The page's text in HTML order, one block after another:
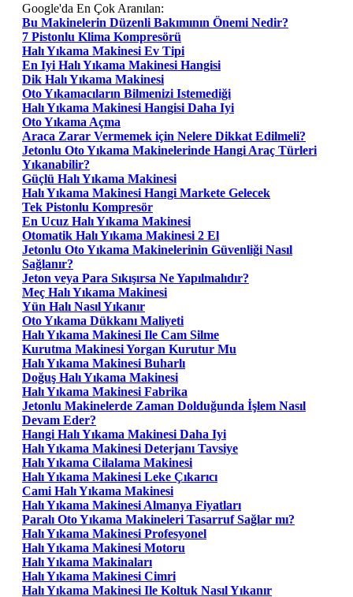
Google'da En Çok Aranılan:
Bu Makinelerin Düzenli Bakımının Önemi Nedir?
7 Pistonlu Klima Kompresörü
Halı Yıkama Makinesi Ev Tipi
En Iyi Halı Yıkama Makinesi Hangisi
Dik Halı Yıkama Makinesi
Oto Yıkamacıların Bilmenizi Istemediği
Halı Yıkama Makinesi Hangisi Daha Iyi
Oto Yıkama Açma
Araca Zarar Vermemek için Nelere Dikkat Edilmeli?
Jetonlu Oto Yıkama Makinelerinde Hangi Araç Türleri
Yıkanabilir?
Güçlü Halı Yıkama Makinesi
Halı Yıkama Makinesi Hangi Markete Gelecek
Tek Pistonlu Kompresör
En Ucuz Halı Yıkama Makinesi
Otomatik Halı Yıkama Makinesi 2 El
Jetonlu Oto Yıkama Makinelerinin Güvenliği Nasıl
Sağlanır?
Jeton veya Para Sıkışırsa Ne Yapılmalıdır?
Meç Halı Yıkama Makinesi
Yün Halı Nasıl Yıkanır
Oto Yıkama Dükkanı Maliyeti
Halı Yıkama Makinesi Ile Cam Silme
Kurutma Makinesi Yorgan Kurutur Mu
Halı Yıkama Makinesi Buharlı
Doğuş Halı Yıkama Makinesi
Halı Yıkama Makinesi Fabrika
Jetonlu Makinelerde Zaman Dolduğunda İşlem Nasıl
Devam Eder?
Hangi Halı Yıkama Makinesi Daha Iyi
Halı Yıkama Makinesi Deterjanı Tavsiye
Halı Yıkama Cilalama Makinesi
Halı Yıkama Makinesi Leke Çıkarıcı
Cami Halı Yıkama Makinesi
Halı Yıkama Makinesi Almanya Fiyatları
Paralı Oto Yıkama Makineleri Tasarruf Sağlar mı?
Halı Yıkama Makinesi Profesyonel
Halı Yıkama Makinesi Motoru
Halı Yıkama Makinaları
Halı Yıkama Makinesi Cimri
Halı Yıkama Makinesi Ile Koltuk Nasıl Yıkanır